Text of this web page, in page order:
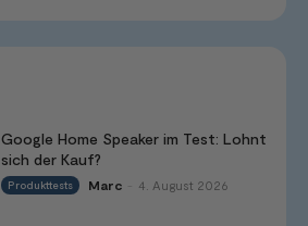
Google Home Speaker im Test: Lohnt
sich der Kauf?
Produkttests Marc 4. August 2026